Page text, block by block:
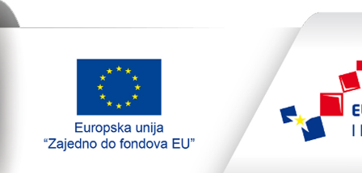
TopTim liga